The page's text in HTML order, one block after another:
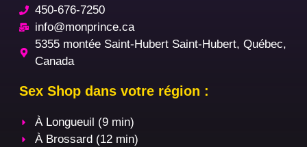
450-676-7250
info@monprince.ca
5355 montée Saint-Hubert Saint-Hubert, Québec,
Canada
Sex Shop dans votre région :
À Longueuil (9 min)
À Brossard (12 min)